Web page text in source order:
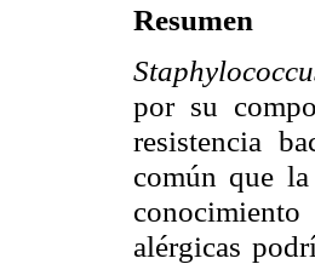
Resumen
por su
resistencia
común que
alérgicas